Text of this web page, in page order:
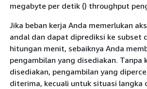
megabyte per detik () throughput
Jika beban kerja Anda memerlukan
andal dan dapat diprediksi ke subset
hitungan menit, sebaiknya Anda
pengambilan yang disediakan. Tanpa
disediakan, pengambilan yang
diterima, kecuali untuk situasi langka